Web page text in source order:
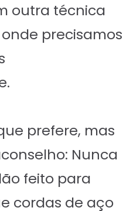
outra técnica
precisamos
prefere, mas
Nunca
feito para
cordas de aço